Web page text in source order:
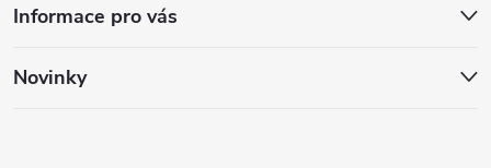
Informace pro vás
Novinky